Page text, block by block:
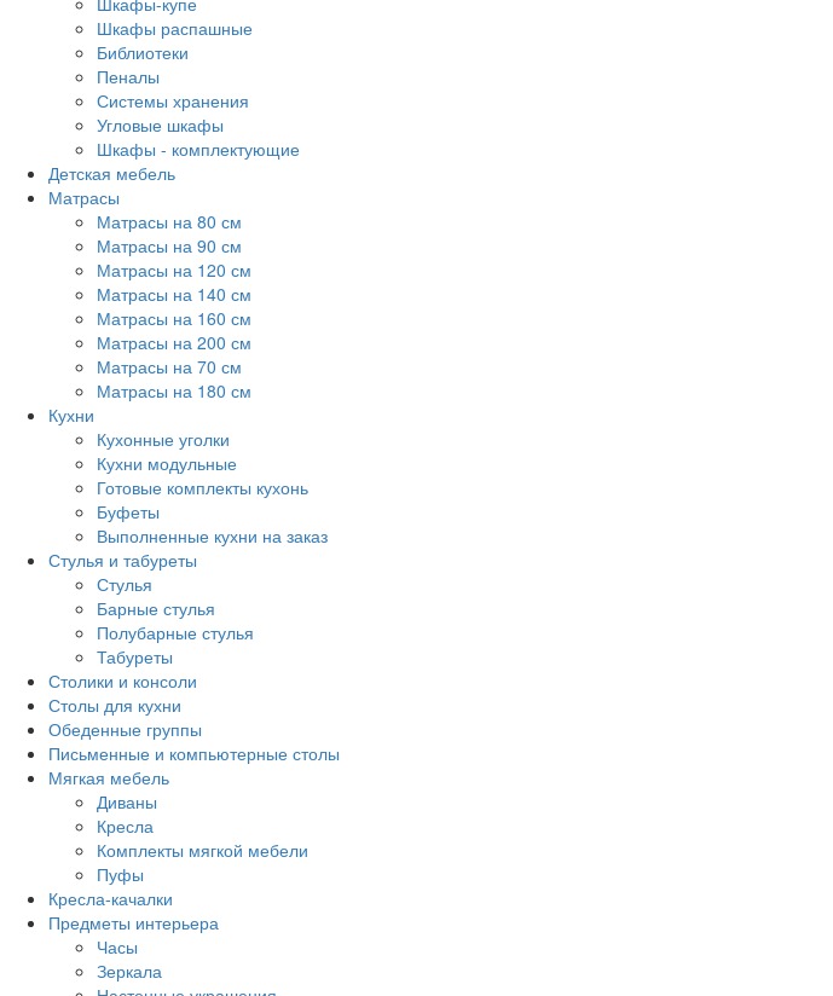
Шкафы распашные
Библиотеки
Пеналы
Системы хранения
Угловые шкафы
Шкафы - комплектующие
Детская мебель
Матрасы
Матрасы на 80 см
Матрасы на 90 см
Матрасы на 120 см
Матрасы на 140 см
Матрасы на 160 см
Матрасы на 200 см
Матрасы на 70 см
Матрасы на 180 см
Кухни
Кухонные уголки
Кухни модульные
Готовые комплекты кухонь
Буфеты
Выполненные кухни на заказ
Стулья и табуреты
Стулья
Барные стулья
Полубарные стулья
Табуреты
Столики и консоли
Столы для кухни
Обеденные группы
Письменные и компьютерные столы
Мягкая мебель
Диваны
Кресла
Комплекты мягкой мебели
Пуфы
Кресла-качалки
Предметы интерьера
Часы
Зеркала